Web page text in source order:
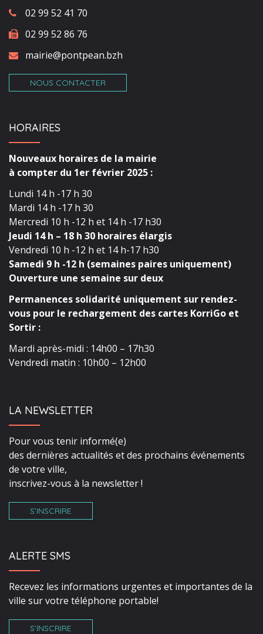
02 99 52 41 70
02 99 52 86 76
mairie@pontpean.bzh
NOUS CONTACTER
HORAIRES
Nouveaux horaires de la mairie
à compter du 1er février 2025 :
Lundi 14 h -17 h 30
Mardi 14 h -17 h 30
Mercredi 10 h -12 h et 14 h -17 h30
Jeudi 14 h – 18 h 30 horaires élargis
Vendredi 10 h -12 h et 14 h-17 h30
Samedi 9 h -12 h (semaines paires uniquement)
Ouverture une semaine sur deux
Permanences solidarité uniquement sur rendez-
vous pour le rechargement des cartes KorriGo et
Sortir :
Mardi après-midi : 14h00 – 17h30
Vendredi matin : 10h00 – 12h00
LA NEWSLETTER
Pour vous tenir informé(e)
des dernières actualités et des prochains événements
de votre ville,
inscrivez-vous à la newsletter !
S’INSCRIRE
ALERTE SMS
Recevez les informations urgentes et importantes de la
ville sur votre téléphone portable!
S’INSCRIRE